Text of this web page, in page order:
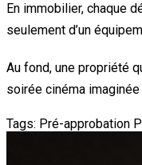
En immobilier, chaque
seulement d’un
Au fond, une propriété
soirée cinéma
Tags: Pré-approbation